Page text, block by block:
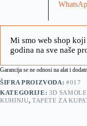
Mi smo web shop
godina na sve naše
Garancija se ne odnosi na alat i
ŠIFRA PROIZVODA:#017
KATEGORIJE: 3D
KUHINJU, TAPETE ZA